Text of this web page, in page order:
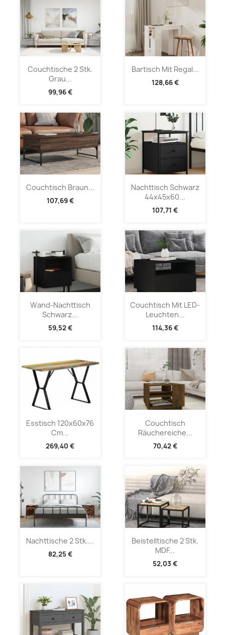
Couchtische 2 Stk.
Grau...
99,96 €
Bartisch Mit Regal...
128,66 €
Couchtisch Braun...
107,69 €
Nachttisch Schwarz
44x45x60...
107,71 €
Wand-Nachttisch
Schwarz...
59,52 €
Couchtisch Mit LED-
Leuchten...
114,36 €
Esstisch 120x60x76
Cm...
269,40 €
Couchtisch
Räuchereiche...
70,42 €
Nachttische 2 Stk....
82,25 €
Beistelltische 2 Stk.
MDF...
52,03 €